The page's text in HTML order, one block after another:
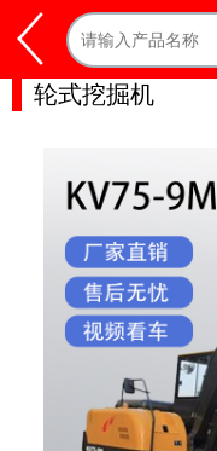
轮式挖掘机